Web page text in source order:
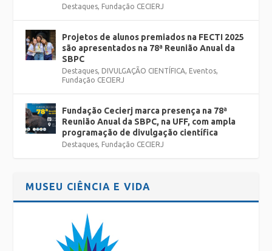
Destaques Fundação CECIERJ
Projetos de alunos premiados na FECTI 2025
são apresentados na 78ª Reunião Anual da
SBPC
Destaques DIVULGAÇÃO CIENTÍFICA Eventos
Fundação CECIERJ
Fundação Cecierj marca presença na 78ª
Reunião Anual da SBPC, na UFF, com ampla
programação de divulgação científica
Destaques Fundação CECIERJ
MUSEU CIÊNCIA E VIDA